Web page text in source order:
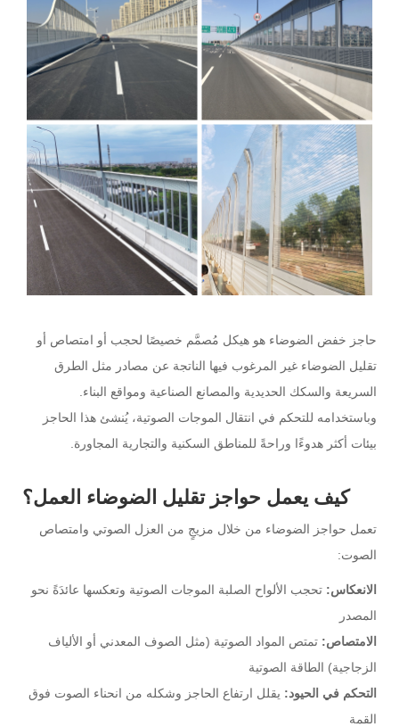
حاجز خفض الضوضاء هو هيكل مُصمَّم خصيصًا لحجب أو امتصاص أو
تقليل الضوضاء غير المرغوب فيها الناتجة عن مصادر مثل الطرق
السريعة والسكك الحديدية والمصانع الصناعية ومواقع البناء.
وباستخدامه للتحكم في انتقال الموجات الصوتية، يُنشئ هذا الحاجز
بيئات أكثر هدوءًا وراحةً للمناطق السكنية والتجارية المجاورة.
كيف يعملحواجز تقليل الضوضاءالعمل؟
تعمل حواجز الضوضاء من خلال مزيجٍ من العزل الصوتي وامتصاص
الصوت:
الانعكاس:تحجب الألواح الصلبة الموجات الصوتية وتعكسها عائدَةً نحو
المصدر
الامتصاص:تمتص المواد الصوتية (مثل الصوف المعدني أو الألياف
الزجاجية) الطاقة الصوتية
التحكم في الحيود:يقلل ارتفاع الحاجز وشكله من انحناء الصوت فوق
القمة